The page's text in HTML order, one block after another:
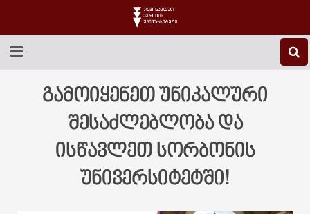
EEU-Ს ᲨᲔᲡᲐᲮᲔᲑ
ᲡᲐᲔᲠᲗᲐᲨᲝᲠᲘᲡᲝ
გამოიყენეთ უნიკალური
შესაძლებლობა და
ისწავლეთ სორბონის
უნივერსიტეტში!